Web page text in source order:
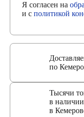
Я согласен на
и с политикой
по
Тысячи
в
в